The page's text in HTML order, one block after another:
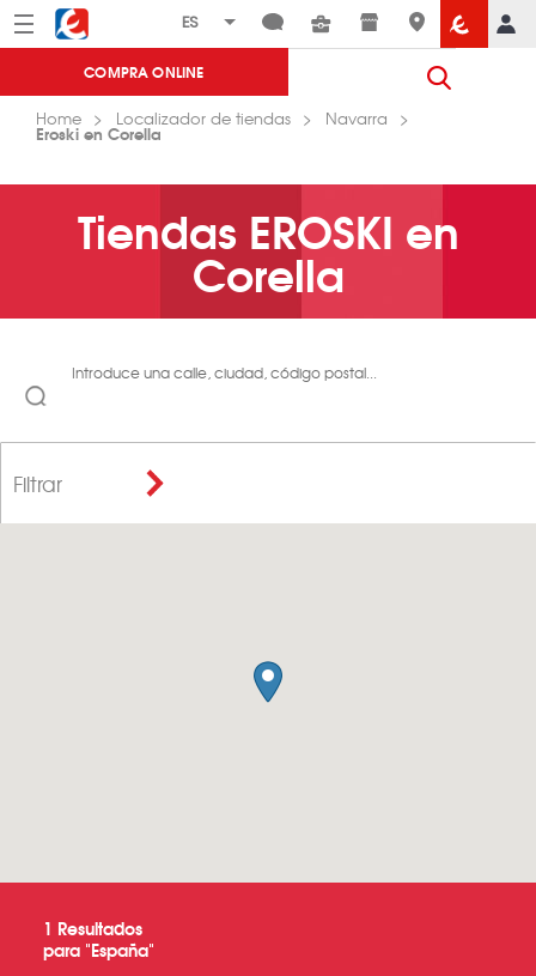
Menú Eroski
COMPRA ONLINE
Home Localizador de tiendas Navarra
Eroski en Corella
Tiendas EROSKI en
Corella
Introduce una calle, ciudad, código postal...
1 Resultados
para "España"